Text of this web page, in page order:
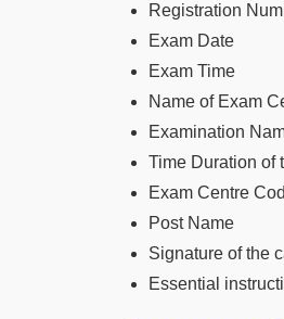
Registration
Exam Date
Exam Time
Name of Exam
Examination
Time Duration of
Exam Centre
Post Name
Signature of the
Essential